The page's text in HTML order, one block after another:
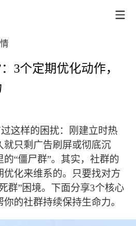
3个定期优化动作，
这样的困扰：刚建立时热
就只剩广告刷屏或彻底沉
的“僵尸群”。其实，社群的
优化来维系的。只要找对方
群”困境。下面分享3个核心
的社群持续保持生命力。